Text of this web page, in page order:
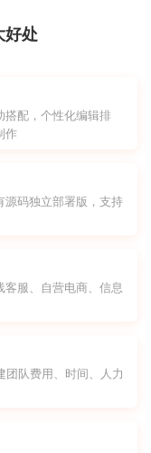
好处
搭配，个性化编辑排
作
源码独立部署版，支持
客服、自营电商、信息
团队费用、时间、人力